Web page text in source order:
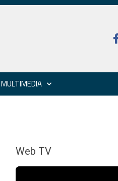
MULTIMEDIA
Web TV